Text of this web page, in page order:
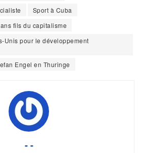
Sport à Cuba
fils du capitalisme
Unis pour le développement
Engel en Thuringe
- -